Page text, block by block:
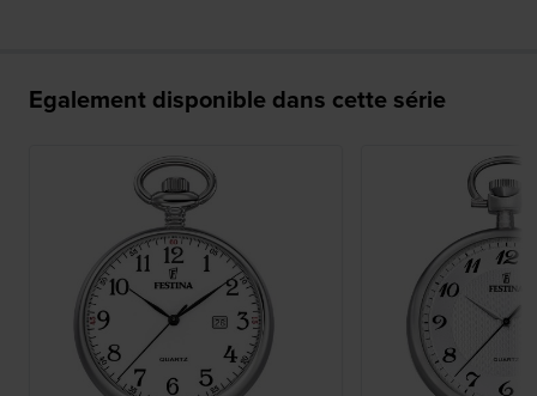
Egalement disponible dans cette série